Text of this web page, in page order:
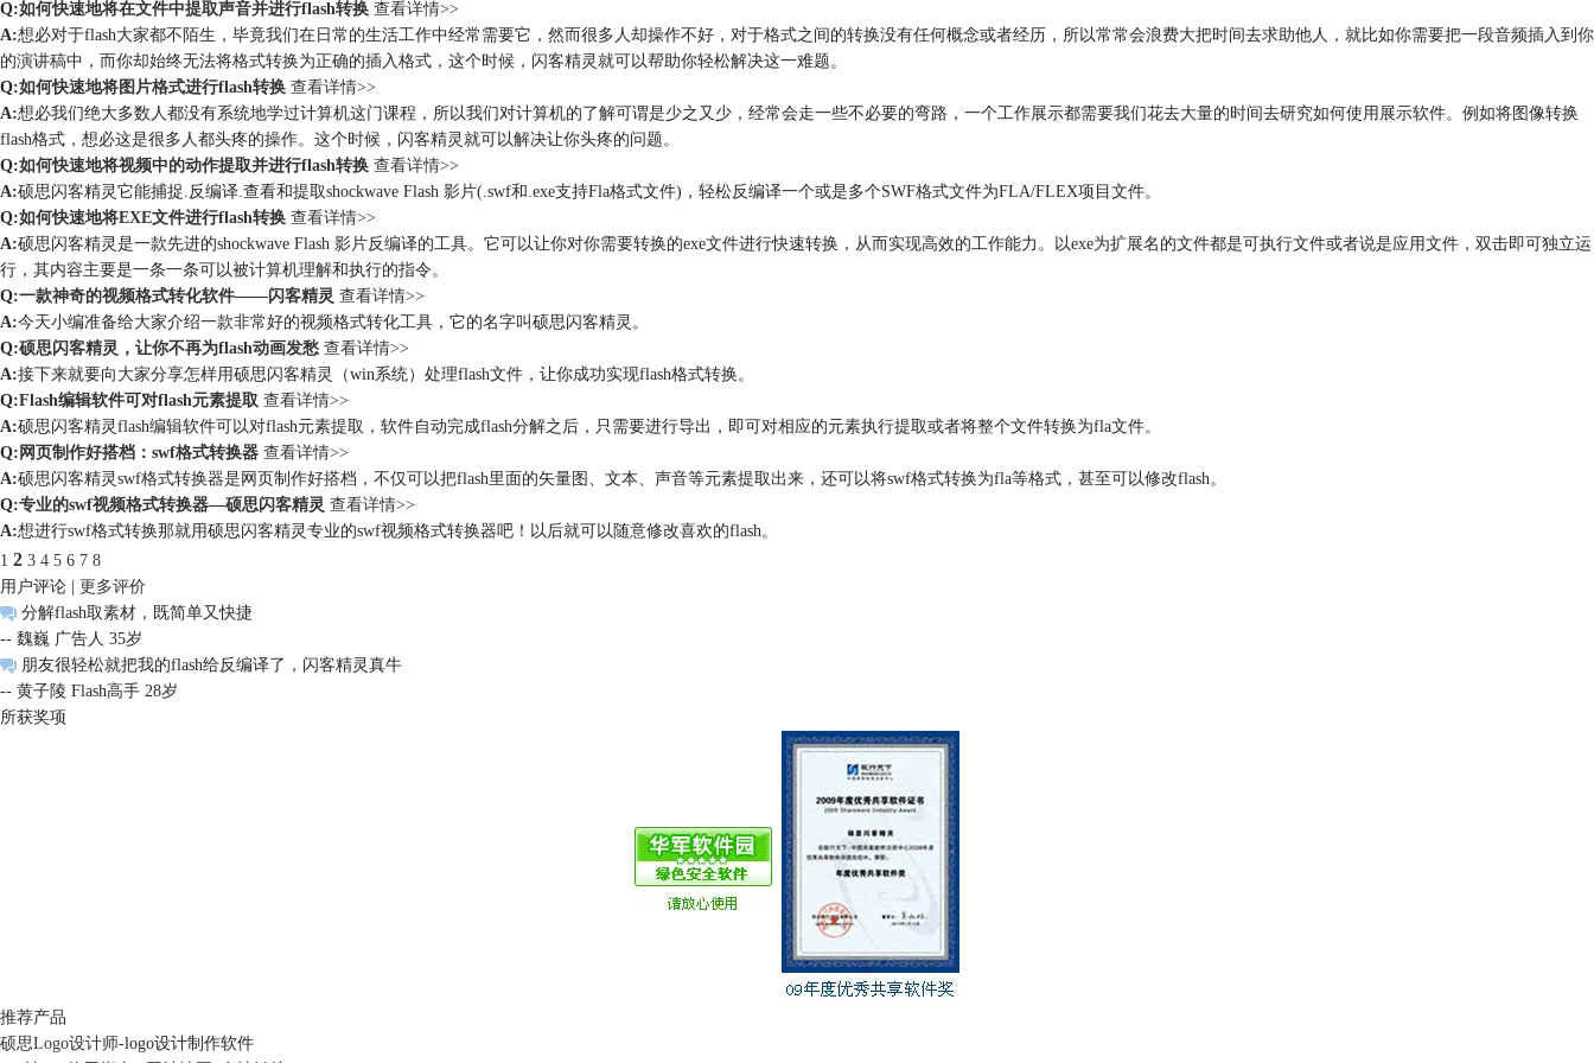
Q:如何快速地将在文件中提取声音并进行flash转换 查看详情>>
A:想必对于flash大家都不陌生，毕竟我们在日常的生活工作中经常需要它，然而很多人却操作不好，对于格式之间的转换没有任何概念或者经历，所以常常会浪费大把时间去求助他人，就比如你需要把一段音频插入到你
的演讲稿中，而你却始终无法将格式转换为正确的插入格式，这个时候，闪客精灵就可以帮助你轻松解决这一难题。
Q:如何快速地将图片格式进行flash转换 查看详情>>
A:想必我们绝大多数人都没有系统地学过计算机这门课程，所以我们对计算机的了解可谓是少之又少，经常会走一些不必要的弯路，一个工作展示都需要我们花去大量的时间去研究如何使用展示软件。例如将图像转换
flash格式，想必这是很多人都头疼的操作。这个时候，闪客精灵就可以解决让你头疼的问题。
Q:如何快速地将视频中的动作提取并进行flash转换 查看详情>>
A:硕思闪客精灵它能捕捉.反编译.查看和提取shockwave Flash 影片(.swf和.exe支持Fla格式文件)，轻松反编译一个或是多个SWF格式文件为FLA/FLEX项目文件。
Q:如何快速地将EXE文件进行flash转换 查看详情>>
A:硕思闪客精灵是一款先进的shockwave Flash 影片反编译的工具。它可以让你对你需要转换的exe文件进行快速转换，从而实现高效的工作能力。以exe为扩展名的文件都是可执行文件或者说是应用文件，双击即可独立运
行，其内容主要是一条一条可以被计算机理解和执行的指令。
Q:一款神奇的视频格式转化软件——闪客精灵 查看详情>>
A:今天小编准备给大家介绍一款非常好的视频格式转化工具，它的名字叫硕思闪客精灵。
Q:硕思闪客精灵，让你不再为flash动画发愁 查看详情>>
A:接下来就要向大家分享怎样用硕思闪客精灵（win系统）处理flash文件，让你成功实现flash格式转换。
Q:Flash编辑软件可对flash元素提取 查看详情>>
A:硕思闪客精灵flash编辑软件可以对flash元素提取，软件自动完成flash分解之后，只需要进行导出，即可对相应的元素执行提取或者将整个文件转换为fla文件。
Q: 网页制作好搭档：swf格式转换器 查看详情>>
A:硕思闪客精灵swf格式转换器是网页制作好搭档，不仅可以把flash里面的矢量图、文本、声音等元素提取出来，还可以将swf格式转换为fla等格式，甚至可以修改flash。
Q:专业的swf视频格式转换器—硕思闪客精灵 查看详情>>
A:想进行swf格式转换那就用硕思闪客精灵专业的swf视频格式转换器吧！以后就可以随意修改喜欢的flash。
1 2 3 4 5 6 7 8
用户评论 | 更多评价
分解flash取素材，既简单又快捷
-- 魏巍 广告人 35岁
朋友很轻松就把我的flash给反编译了，闪客精灵真牛
-- 黄子陵 Flash高手 28岁
所获奖项
推荐产品
硕思Logo设计师-logo设计制作软件